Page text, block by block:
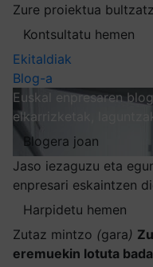
Zure proiektua
Kontsultatu hemen
Ekitaldiak
Blog-a
Euskal enpresaren
elkarrizketak,
Blogera joan
Jaso iezaguzu eta
enpresari eskaintzen
Harpidetu hemen
Zutaz mintzo (gara)
eremuekin lotuta